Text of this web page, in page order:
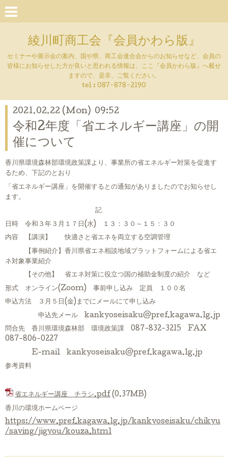
綾川町商工会『会員かわら版』
セミナーや展示会の案内、国や県、商工会連合会からのお知らせなど、会員の
皆様にお知らせした方が良いと思われる情報は、ここ『会員かわら版』へ載せ
ますので、是非、ご覧ください。
tel : 087-878-2190
2021.02.22 (Mon) 09:52
令和2年度「省エネルギー講座」の開
催について
香川県環境森林部環境政策課より、事業所の省エネルギー対策を促進す
るため、下記のとおり
「省エネルギー講座」を開催するとの通知がありましたのでお知らせし
ます。
記
日時 令和３年３月１７日(水) １３：３０～１５：３０
内容 【講演】 快適さと省エネを両立する空調管理
【事例紹介】香川県省エネ相談地域プラットフォームによる省エ
ネ対象事業紹介
【その他】 省エネ対策に役立つ国の補助金制度の紹介 など
形式 オンライン(Zoom) 事前申し込み 定員 １００名
申込方法 ３月５日(金)までにメールにて申し込み
申込先メール kankyoseisaku@pref.kagawa.lg.jp
問合先 香川県環境森林部 環境政策課 087-832-3215 FAX
087-806-0227
E-mail kankyoseisaku@pref.kagawa.lg.jp
参考資料
省エネルギー講座 チラシ.pdf (0.37MB)
香川の環境ホームページ
https://www.pref.kagawa.lg.jp/kankyoseisaku/chikyu
/saving/jigyou/kouza.html